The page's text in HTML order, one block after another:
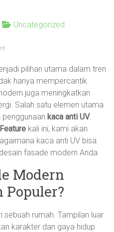
Uncategorized
pilihan utama dalam tren
hanya mempercantik
juga meningkatkan
Salah satu elemen utama
kaca anti UV.
kali ini, kami akan
kaca anti UV bisa
fasade modern Anda.
Modern
rumah. Tampilan luar
karakter dan gaya hidup